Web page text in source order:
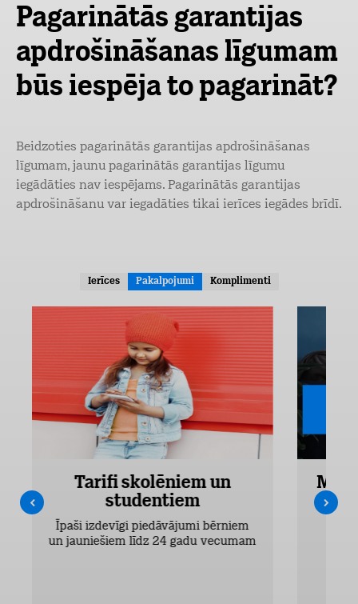
Pagarinātās garantijas
apdrošināšanas līgumam
būs iespēja to pagarināt?
Beidzoties pagarinātās garantijas apdrošināšanas
līgumam, jaunu pagarinātās garantijas līgumu
iegādāties nav iespējams. Pagarinātās garantijas
apdrošināšanu var iegadāties tikai ierīces iegādes brīdī.
Ierīces Pakalpojumi Komplimenti
Tarifi skolēniem un
studentiem
Īpaši izdevīgi piedāvājumi bērniem
un jauniešiem līdz 24 gadu vecumam